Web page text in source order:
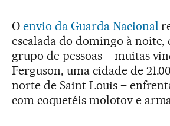
O envio da Guarda Nacional
escalada do domingo à noite,
grupo de pessoas – muitas
Ferguson, uma cidade de
norte de Saint Louis –
com coquetéis molotov e